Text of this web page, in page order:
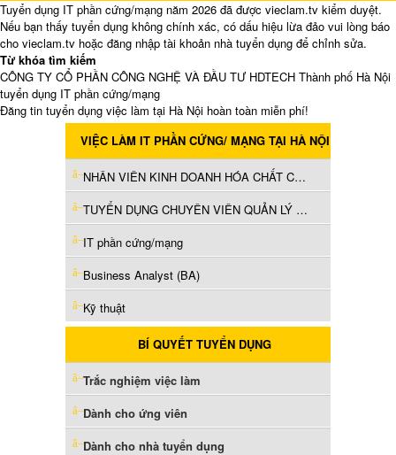
Tuyển dụng IT phần cứng/mạng năm 2026 đã được vieclam.tv kiểm duyệt.
Nếu bạn thấy tuyển dụng không chính xác, có dấu hiệu lừa đảo vui lòng báo
cho vieclam.tv hoặc đăng nhập tài khoản nhà tuyển dụng để chỉnh sửa.
Từ khóa tìm kiếm
CÔNG TY CỔ PHẦN CÔNG NGHỆ VÀ ĐẦU TƯ HDTECH Thành phố Hà Nội
tuyển dụng IT phần cứng/mạng
Đăng tin tuyển dụng việc làm tại Hà Nội hoàn toàn miễn phí!
VIỆC LÀM IT PHẦN CỨNG/ MẠNG TẠI HÀ NỘI
NHÂN VIÊN KINH DOANH HÓA CHẤT CÔNG NGHIỆP (B2B)
TUYỂN DỤNG CHUYÊN VIÊN QUẢN LÝ QUAN HỆ KHÁCH HÀNG (ACCOUNT MANAGER) – KHỐI NGÂN HÀNG & TÀI CHÍNH
IT phần cứng/mạng
Business Analyst (BA)
Kỹ thuật
BÍ QUYẾT TUYỂN DỤNG
Trắc nghiệm việc làm
Dành cho ứng viên
Dành cho nhà tuyển dụng